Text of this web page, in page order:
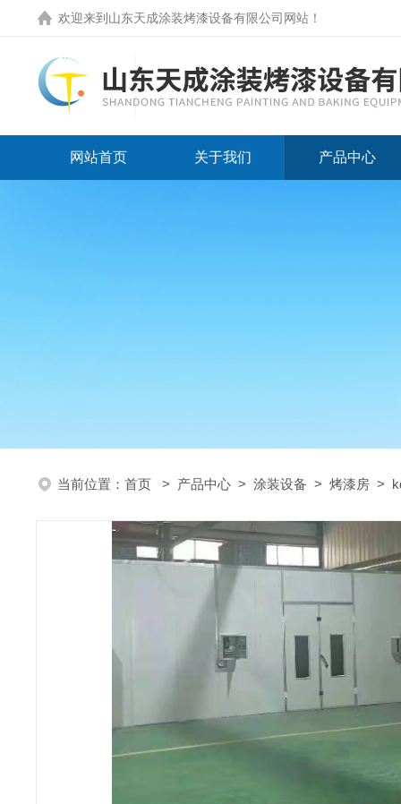
欢迎来到 山东天成涂装烤漆设备有限公司网站 ！
网站首页 关于我们 产品中心
当前位置： 首页 > 产品中心 > 涂装设备 > 烤漆房 >